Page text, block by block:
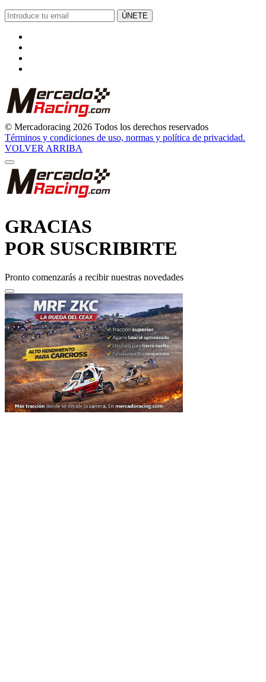
© Mercadoracing 2026 Todos los derechos reservados
Términos y condiciones de uso, normas y política de privacidad.
VOLVER ARRIBA
POR SUSCRIBIRTE